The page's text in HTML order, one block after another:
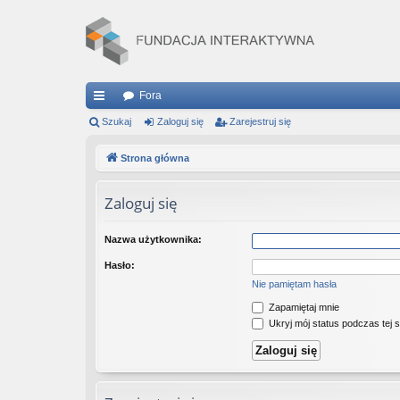
ię
Fora
Szukaj Zaloguj się Zarejestruj się
Strona główna
Zaloguj się
Nazwa użytkownika:
Hasło:
Nie pamiętam hasła
Zapamiętaj mnie
Ukryj mój status podczas tej